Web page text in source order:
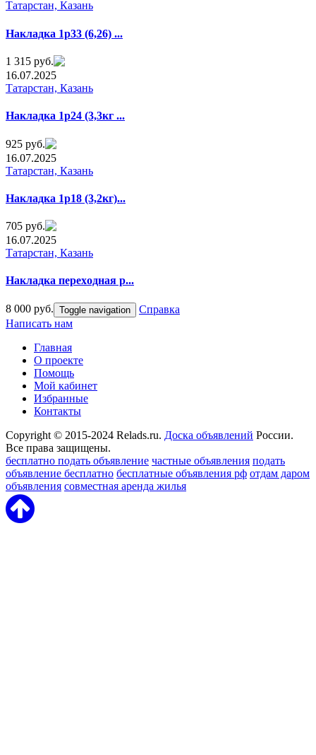
Татарстан, Казань
Накладка 1р33 (6,26) ...
1 315 руб.
16.07.2025
Татарстан, Казань
Накладка 1р24 (3,3кг ...
925 руб.
16.07.2025
Татарстан, Казань
Haкладка 1р18 (3,2кг)...
705 руб.
16.07.2025
Татарстан, Казань
Haклaдка переxодная р...
8 000 руб. Toggle navigation
Справка
Написать нам
Главная
О проекте
Помощь
Мой кабинет
Избранные
Контакты
Copyright © 2015-2024 Relads.ru. Доска объявлений России.
Все права защищены.
бесплатно подать объявление частные объявления подать
объявление бесплатно бесплатные объявления рф отдам даром
объявления совместная аренда жилья